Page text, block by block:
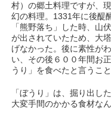
村）の郷土料理ですが、
幻の料理。1331年に後醍
「熊野落ち」した時、山
が出されていたため、大
げなかった。後に素性が
い、その後６００年間お
うり」を食べたと言うこと
「ぼうり」は、掘り出し
大変手間のかかる食材な